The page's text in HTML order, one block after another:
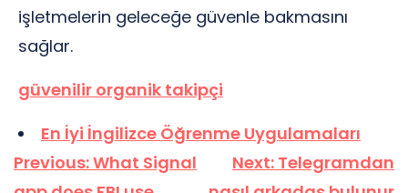
işletmelerin geleceğe güvenle bakmasını
sağlar.
güvenilir organik takipçi
En İyi İngilizce Öğrenme Uygulamaları
Yazı
gezinmesi
Previous:What Signal
Next: Telegramdan